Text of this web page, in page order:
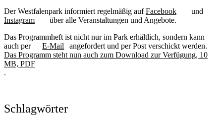
Der Westfalenpark informiert regelmäßig aufFacebook
und
Instagram
über alle Veranstaltungen und Angebote.
Das Programmheft ist nicht nur im Park erhältlich, sondern kann
auch per
E-Mail
angefordert und per Post verschickt werden.
Das Programm steht nun auch zum Download zur Verfügung, 10
MB, PDF
.
Schlagwörter